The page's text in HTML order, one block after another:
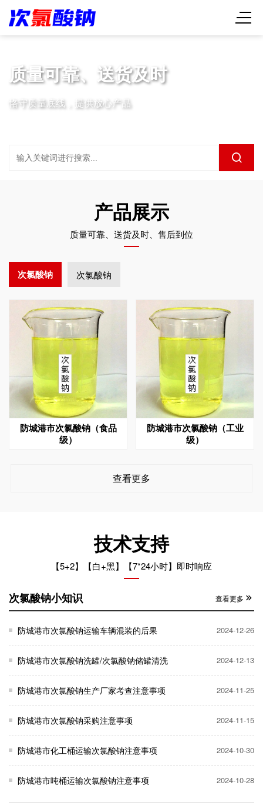
质量可靠、送货及时
恪守质量底线，提供放心产品
产品展示
质量可靠、送货及时、售后到位
次氯酸钠 次氯酸钠
防城港市次氯酸钠（食品
级）
防城港市次氯酸钠（工业
级）
查看更多
技术支持
【5+2】【白+黑】【7*24小时】即时响应
次氯酸钠小知识 查看更多
防城港市次氯酸钠运输车辆混装的后果 2024-12-26
防城港市次氯酸钠洗罐/次氯酸钠储罐清洗 2024-12-13
防城港市次氯酸钠生产厂家考查注意事项 2024-11-25
防城港市次氯酸钠采购注意事项 2024-11-15
防城港市化工桶运输次氯酸钠注意事项 2024-10-30
防城港市吨桶运输次氯酸钠注意事项 2024-10-28